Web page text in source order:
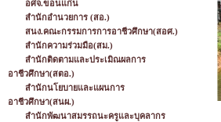
อศจ.ขอนแก่น
สำนักอำนวยการ (สอ.)
สนง.คณะกรรมการการอาชีวศึกษา(สอศ.)
สำนักความร่วมมือ(สม.)
สำนักติดตามและประเมิณผลการ
อาชีวศึกษา(สตอ.)
สำนักนโยบายและแผนการ
อาชีวศึกษา(สนผ.)
สำนักพัฒนาสมรรถนะครูและบุคลากร